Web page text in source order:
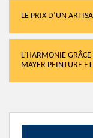
LE PRIX D’UN
L’HARMONIE
MAYER PEINTURE